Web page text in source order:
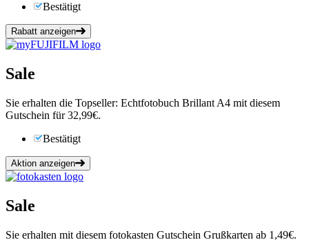
Bestätigt
Rabatt anzeigen
Sale
Sie erhalten die Topseller: Echtfotobuch Brillant A4 mit diesem
Gutschein für 32,99€.
Bestätigt
Aktion anzeigen
Sale
Sie erhalten mit diesem fotokasten Gutschein Grußkarten ab 1,49€.